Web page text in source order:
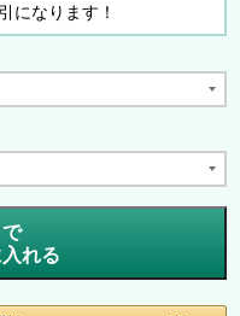
になります！
れる